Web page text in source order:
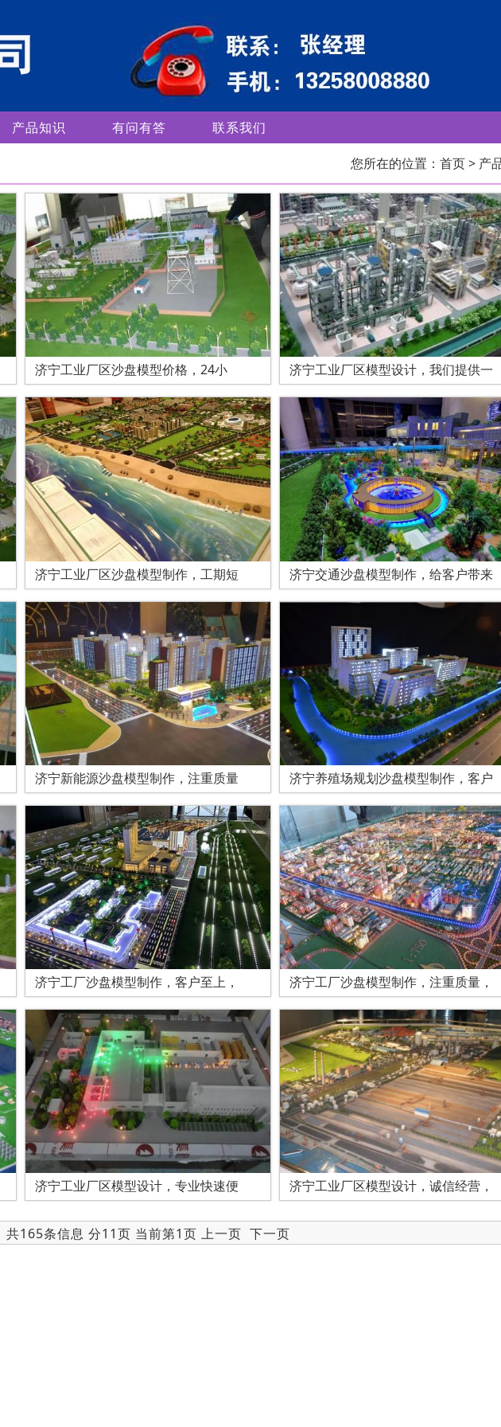
产品知识 有问有答 联系我们
您所在的位置： 首页> 产
济宁工业厂区沙盘模型价格，24小 济宁工业厂区模型设计，我们提供一
济宁工业厂区沙盘模型制作，工期短 济宁交通沙盘模型制作，给客户带来
济宁新能源沙盘模型制作，注重质量 济宁养殖场规划沙盘模型制作，客户
济宁工厂沙盘模型制作，客户至上， 济宁工厂沙盘模型制作，注重质量，
济宁工业厂区模型设计，专业快速便 济宁工业厂区模型设计，诚信经营，
共165条信息 分11页 当前第1页 上一页 下一页